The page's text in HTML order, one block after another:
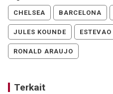
CHELSEA BARCELONA
JULES KOUNDE ESTEVAO
RONALD ARAUJO
Terkait